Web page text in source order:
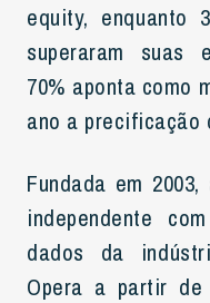
equity, enquanto
superaram suas
70% aponta como
ano a precificação
Fundada em
independente
dados da
Opera a partir